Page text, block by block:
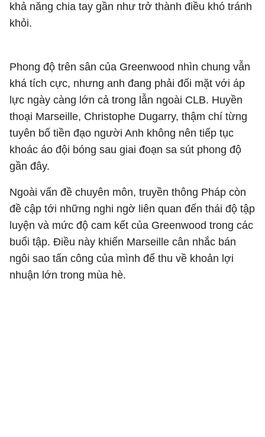
khả năng chia tay gần như trở thành điều khó tránh
khỏi.
Phong độ trên sân của Greenwood nhìn chung vẫn
khá tích cực, nhưng anh đang phải đối mặt với áp
lực ngày càng lớn cả trong lẫn ngoài CLB. Huyền
thoại Marseille, Christophe Dugarry, thậm chí từng
tuyên bố tiền đạo người Anh không nên tiếp tục
khoác áo đội bóng sau giai đoạn sa sút phong độ
gần đây.
Ngoài vấn đề chuyên môn, truyền thông Pháp còn
đề cập tới những nghi ngờ liên quan đến thái độ tập
luyện và mức độ cam kết của Greenwood trong các
buổi tập. Điều này khiến Marseille cân nhắc bán
ngôi sao tấn công của mình để thu về khoản lợi
nhuận lớn trong mùa hè.